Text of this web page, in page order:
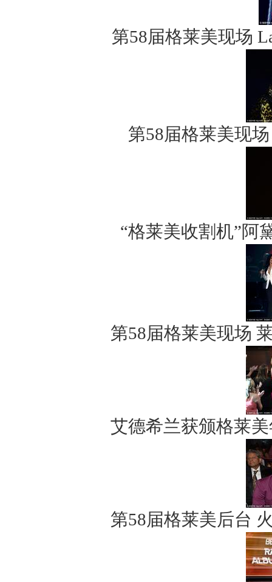
第58届格莱美现场
第58届格莱美现
“格莱美收割机”阿
第58届格莱美现场
艾德希兰获颁格莱
第58届格莱美后台